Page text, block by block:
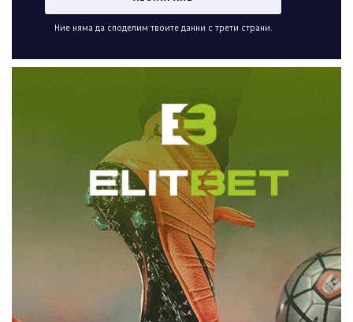
Ние няма да споделим твоите данни с трети страни.